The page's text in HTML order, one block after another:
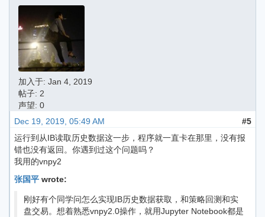
加入于: Jan 4, 2019
帖子: 2
声望: 0
Dec 19, 2019, 05:49 AM
#5
运行到从IB读取历史数据这一步，程序就一直卡在那里，没有报
错也没有返回。你遇到过这个问题吗？
我用的vnpy2
张国平 wrote:
刚好有个同学问怎么实现IB历史数据获取，和策略回测和实
盘交易。想着熟悉vnpy2.0操作，就用Jupyter Notebook都是